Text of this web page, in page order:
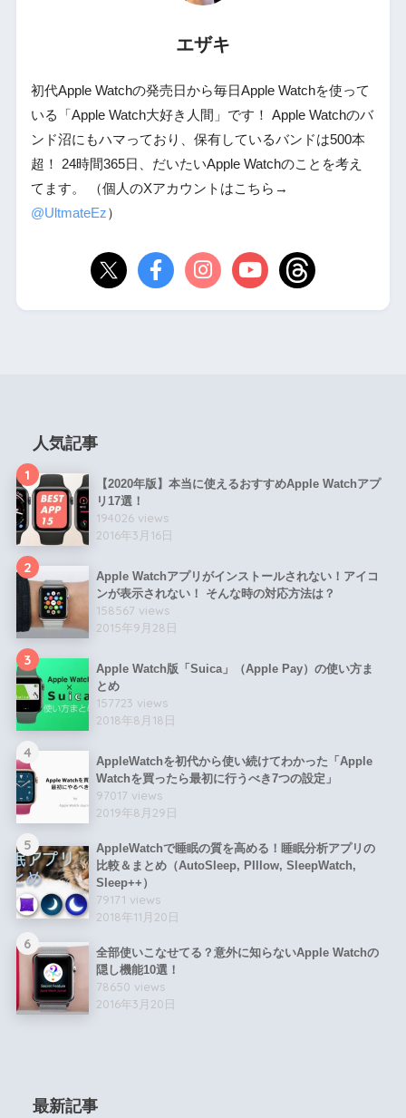
エザキ
初代Apple Watchの発売日から毎日Apple Watchを使って
いる「Apple Watch大好き人間」です！ Apple Watchのバ
ンド沼にもハマっており、保有しているバンドは500本
超！ 24時間365日、だいたいApple Watchのことを考え
てます。 （個人のXアカウントはこちら→
@UltmateEz）
人気記事
1
【2020年版】本当に使えるおすすめApple Watchアプ
リ17選！
194026 views
2016年3月16日
2
Apple Watchアプリがインストールされない！アイコ
ンが表示されない！ そんな時の対応方法は？
158567 views
2015年9月28日
3
Apple Watch版「Suica」（Apple Pay）の使い方ま
とめ
157723 views
2018年8月18日
4
AppleWatchを初代から使い続けてわかった「Apple
Watchを買ったら最初に行うべき7つの設定」
97017 views
2019年8月29日
5
AppleWatchで睡眠の質を高める！睡眠分析アプリの
比較＆まとめ（AutoSleep, PIllow, SleepWatch,
Sleep++）
79171 views
2018年11月20日
6
全部使いこなせてる？意外に知らないApple Watchの
隠し機能10選！
78650 views
2016年3月20日
最新記事